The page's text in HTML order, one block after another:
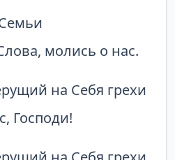
молись о нас.
на Себя грехи
Господи!